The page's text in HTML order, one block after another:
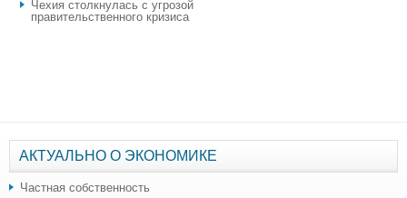
Чехия столкнулась с угрозой
правительственного кризиса
АКТУАЛЬНО О ЭКОНОМИКЕ
Частная собственность